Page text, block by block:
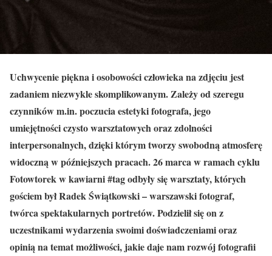
Uchwycenie piękna i osobowości człowieka na zdjęciu jest
zadaniem niezwykle skomplikowanym. Zależy od szeregu
czynników m.in. poczucia estetyki fotografa, jego
umiejętności czysto warsztatowych oraz zdolności
interpersonalnych, dzięki którym tworzy swobodną atmosferę
widoczną w późniejszych pracach. 26 marca w ramach cyklu
Fotowtorek w kawiarni #tag odbyły się warsztaty, których
gościem był Radek Świątkowski – warszawski fotograf,
twórca spektakularnych portretów. Podzielił się on z
uczestnikami wydarzenia swoimi doświadczeniami oraz
opinią na temat możliwości, jakie daje nam rozwój fotografii